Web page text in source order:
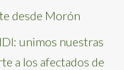
desde Morón
unimos nuestras
a los afectados de